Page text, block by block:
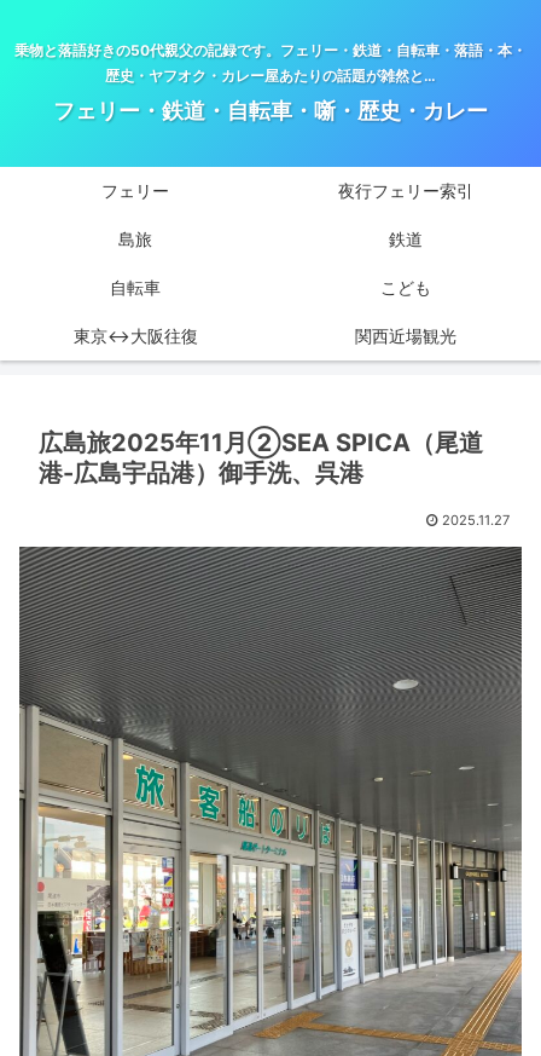
乗物と落語好きの50代親父の記録です。フェリー・鉄道・自転車・落語・本・
歴史・ヤフオク・カレー屋あたりの話題が雑然と…
フェリー・鉄道・自転車・噺・歴史・カレー
フェリー 夜行フェリー索引
島旅 鉄道
自転車 こども
東京↔大阪往復 関西近場観光
広島旅2025年11月②SEA SPICA（尾道
港-広島宇品港）御手洗、呉港
2025.11.27